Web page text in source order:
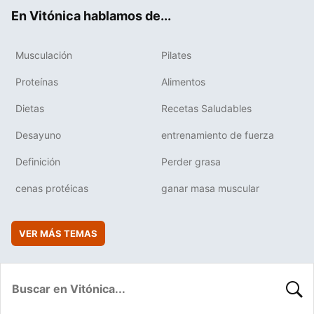
En Vitónica hablamos de...
Musculación Pilates
Proteínas Alimentos
Dietas Recetas Saludables
Desayuno entrenamiento de fuerza
Definición Perder grasa
cenas protéicas ganar masa muscular
VER MÁS TEMAS